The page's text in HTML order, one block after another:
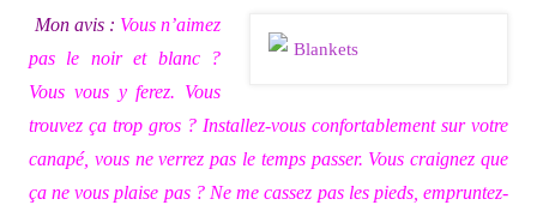
Mon avis : Vous n’aimez
pas le noir et blanc ?
Vous vous y ferez. Vous
trouvez ça trop gros ? Installez-vous confortablement sur votre
canapé, vous ne verrez pas le temps passer. Vous craignez que
ça ne vous plaise pas ? Ne me cassez pas les pieds, empruntez-